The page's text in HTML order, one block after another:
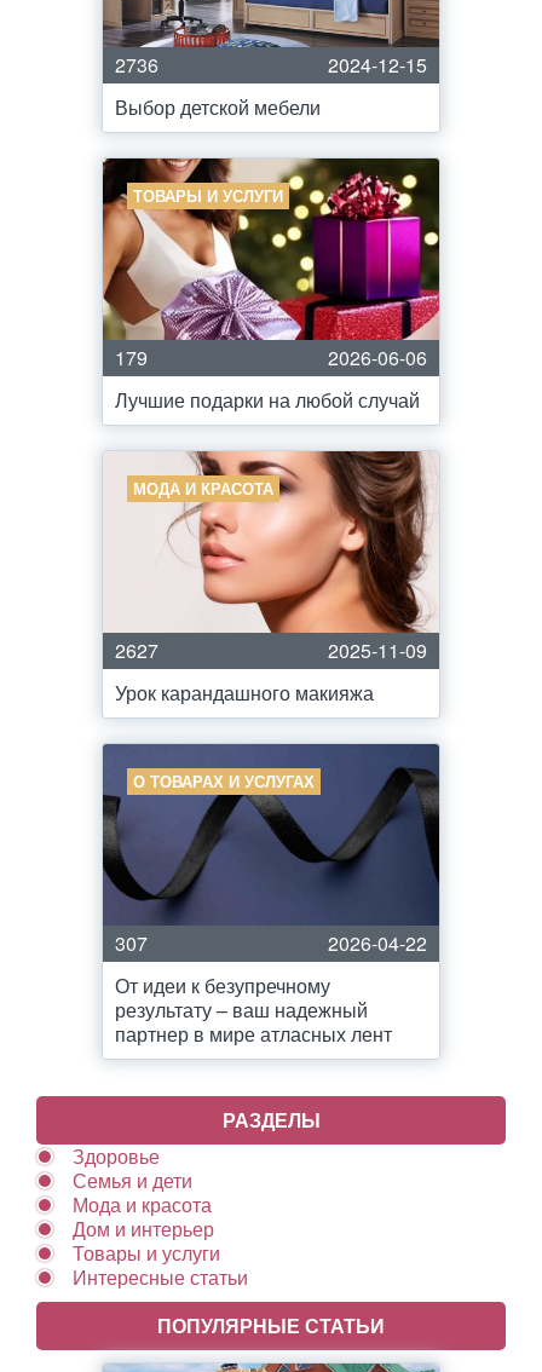
2736
2024-12-15
Выбор детской мебели
ТОВАРЫ И УСЛУГИ
179
2026-06-06
Лучшие подарки на любой случай
МОДА И КРАСОТА
2627
2025-11-09
Урок карандашного макияжа
О ТОВАРАХ И УСЛУГАХ
307
2026-04-22
От идеи к безупречному
результату – ваш надежный
партнер в мире атласных лент
РАЗДЕЛЫ
Здоровье
Семья и дети
Мода и красота
Дом и интерьер
Товары и услуги
Интересные статьи
ПОПУЛЯРНЫЕ СТАТЬИ